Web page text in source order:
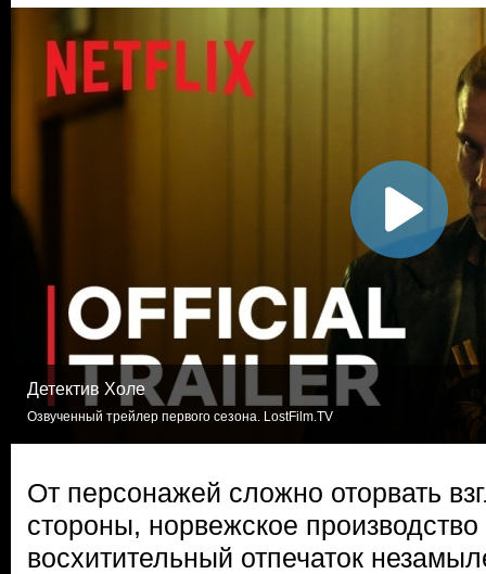
Детектив Холе
Озвученный трейлер первого сезона. LostFilm.TV
От персонажей сложно оторвать
стороны, норвежское
восхитительный отпечаток